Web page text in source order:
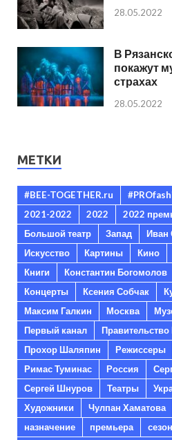
28.05.2022
В
покажут
страхах
28.05.2022
МЕТКИ
#BEE-TOGETHER.ru
2021-2022
2022 2022
Большой театр
Запад
Иван
Искусство
Картины Кино
Книги
Константин Богомолов
Концерты
Ксения Собчак
Максим Галкин
Москва
Первый канал
Прохор Шаляпин
Режиссеры
Римас Туминас
Россия
Сергей Шнуров
Театры
Художники
Чулпан Хаматова
назначение
премьера